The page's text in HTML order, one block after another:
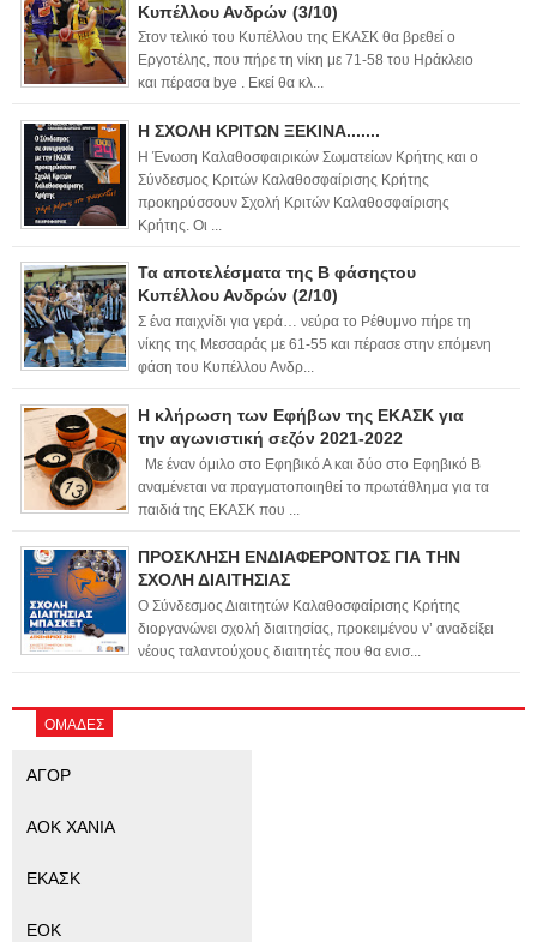
Κυπέλλου Ανδρών (3/10)
Στον τελικό του Κυπέλλου της ΕΚΑΣΚ θα βρεθεί ο
Εργοτέλης, που πήρε τη νίκη με 71-58 του Ηράκλειο
και πέρασα bye . Εκεί θα κλ...
Η ΣΧΟΛΗ ΚΡΙΤΩΝ ΞΕΚΙΝΑ.......
Η Ένωση Καλαθοσφαιρικών Σωματείων Κρήτης και ο
Σύνδεσμος Κριτών Καλαθοσφαίρισης Κρήτης
προκηρύσσουν Σχολή Κριτών Καλαθοσφαίρισης
Κρήτης. Οι ...
Τα αποτελέσματα της Β φάσηςτου
Κυπέλλου Ανδρών (2/10)
Σ ένα παιχνίδι για γερά… νεύρα το Ρέθυμνο πήρε τη
νίκης της Μεσσαράς με 61-55 και πέρασε στην επόμενη
φάση του Κυπέλλου Ανδρ...
Η κλήρωση των Εφήβων της ΕΚΑΣΚ για
την αγωνιστική σεζόν 2021-2022
Με έναν όμιλο στο Εφηβικό Α και δύο στο Εφηβικό Β
αναμένεται να πραγματοποιηθεί το πρωτάθλημα για τα
παιδιά της ΕΚΑΣΚ που ...
ΠΡΟΣΚΛΗΣΗ ΕΝΔΙΑΦΕΡΟΝΤΟΣ ΓΙΑ ΤΗΝ
ΣΧΟΛΗ ΔΙΑΙΤΗΣΙΑΣ
Ο Σύνδεσμος Διαιτητών Καλαθοσφαίρισης Κρήτης
διοργανώνει σχολή διαιτησίας, προκειμένου ν’ αναδείξει
νέους ταλαντούχους διαιτητές που θα ενισ...
ΟΜΑΔΕΣ
ΑΓΟΡ
ΑΟΚ ΧΑΝΙΑ
ΕΚΑΣΚ
ΕΟΚ